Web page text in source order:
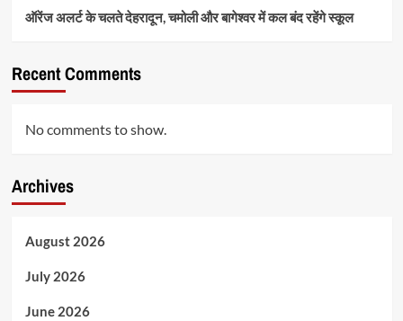
ऑरेंज अलर्ट के चलते देहरादून, चमोली और बागेश्वर में कल बंद रहेंगे स्कूल
Recent Comments
No comments to show.
Archives
August 2026
July 2026
June 2026